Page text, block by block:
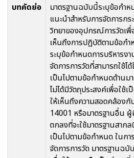
บทคัดย่อ
มาตรฐานฉบับนี้ระบุข้อกำห
แนะนำสำหรับการจัดการกร
วิทยาของอุปกรณ์การวัดเ
เห็นถึงการปฏิบัติตามข้อกำ
ระบุข้อกำหนดการบริหารง
จัดการการวัดที่สามารถใช้ไ
เป็นไปตามข้อกำหนดด้านม
ไม่ได้มีวัตถุประสงค์เพื่อใช้
ให้เห็นถึงความสอดคล้องกั
14001 หรือมาตรฐานอื่น ผู้
ตกลงที่จะใช้มาตรฐานสาก
เป็นไปตามข้อกำหนด ในก
จัดการการวัด มาตรฐานฉบั